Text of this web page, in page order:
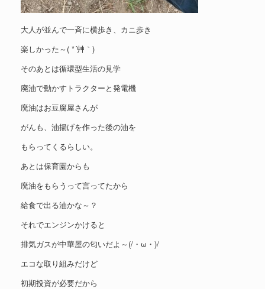
大人が並んで一斉に横歩き、カニ歩き
楽しかった～( *´艸｀)
そのあとは循環型生活の見学
廃油で動かすトラクターと発電機
廃油はお豆腐屋さんが
がんも、油揚げを作った後の油を
もらってくるらしい。
あとは保育園からも
廃油をもらうって言ってたから
給食で出る油かな～？
それでエンジンかけると
排気ガスが中華屋の匂いだよ～(/・ω・)/
エコな取り組みだけど
初期投資が必要だから